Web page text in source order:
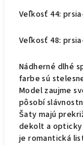
Veľkosť 44:
Veľkosť 48:
Nádherné dlhé
farbe sú
Model zaujme
pôsobí
Šaty majú
dekolt a opticky
je romantická